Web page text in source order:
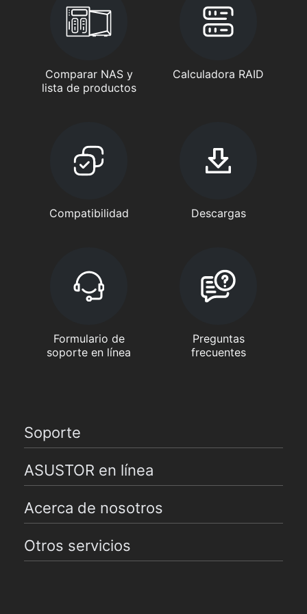
Comparar NAS y
lista de productos
Calculadora RAID
Compatibilidad Descargas
Formulario de
soporte en línea
Preguntas
frecuentes
Soporte
ASUSTOR en línea
Acerca de nosotros
Otros servicios